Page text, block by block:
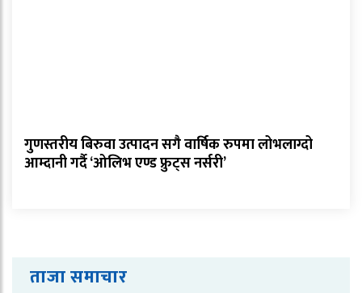
गुणस्तरीय बिरुवा उत्पादन सगै वार्षिक रुपमा लोभलाग्दो
आम्दानी गर्दै ‘ओलिभ एण्ड फ्रुट्स नर्सरी’
ताजा समाचार